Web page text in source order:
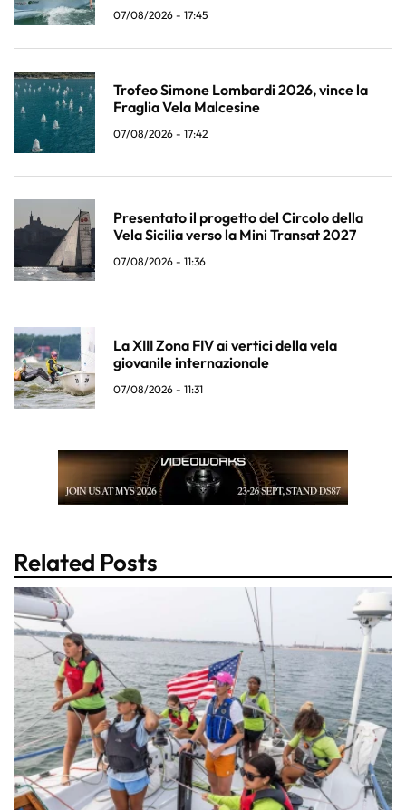
07/08/2026 - 17:45
Trofeo Simone Lombardi 2026, vince la
Fraglia Vela Malcesine
07/08/2026 - 17:42
Presentato il progetto del Circolo della
Vela Sicilia verso la Mini Transat 2027
07/08/2026 - 11:36
La XIII Zona FIV ai vertici della vela
giovanile internazionale
07/08/2026 - 11:31
Related Posts